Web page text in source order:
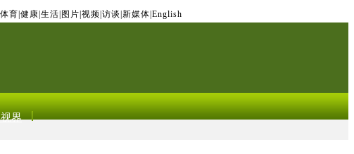
体育 健康 生活 图片 视频 访谈 新媒体 English
界